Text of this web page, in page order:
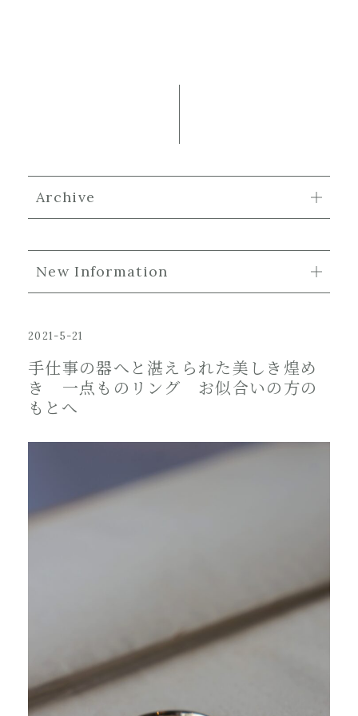
Archive
New Information
2021-5-21
手仕事の器へと湛えられた美しき煌め
き 一点ものリング お似合いの方の
もとへ